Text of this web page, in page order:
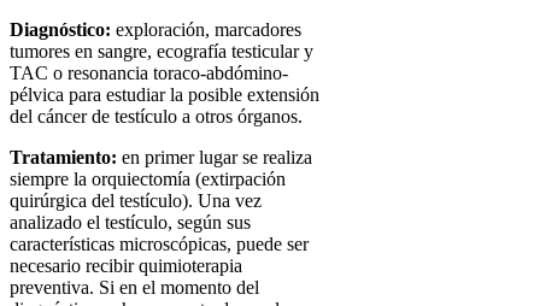
Diagnóstico: exploración, marcadores
tumores en sangre, ecografía testicular y
TAC o resonancia toraco-abdómino-
pélvica para estudiar la posible extensión
del cáncer de testículo a otros órganos.
Tratamiento: en primer lugar se realiza
siempre la orquiectomía (extirpación
quirúrgica del testículo). Una vez
analizado el testículo, según sus
características microscópicas, puede ser
necesario recibir quimioterapia
preventiva. Si en el momento del